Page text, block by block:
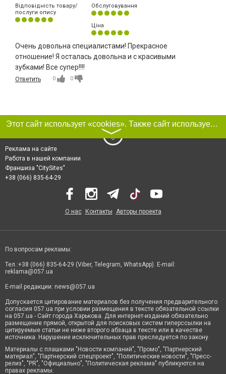
Відповідність товару/
послуги опису
Обслуговування
Ціна
Очень довольна специалистами! Прекрасное
отношение! Я осталась довольна и с красивыми
зубками! Все супер!!!!
Ответить 0 0
Этот сайт использует «cookies». Также сайт использует интернет-сервис для сбора технических данных касательно посетителей с целью получения маркетинговой и статистической информации. Условия обработки данных посетителей сайта см.
〉
Реклама на сайте
Работа в нашей компании
Франшиза "CitySites"
+38 (066) 835-64-29
О нас Контакты Авторы проекта
По вопросам рекламы:
Тел.:+38 (066) 835-64-29 (Viber, Telegram, WhatsApp). E-mail:
reklama@057.ua
E-mail редакции: news@057.ua
Допускается цитирование материалов без получения предварительного
согласия 057.ua при условии размещения в тексте обязательной ссылки
на 057.ua - Сайт города Харькова. Для интернет-изданий обязательно
размещение прямой, открытой для поисковых систем гиперссылки на
цитируемые статьи не ниже второго абзаца в тексте или в качестве
источника. Нарушение исключительных прав преследуется по закону.
Материалы с плашками "Новости компаний", "Промо", "Партнерский
материал", "Партнерский спецпроект", "Политические новости", "Пресс-
релиз", "PR", "Официально", "Политическая реклама" публикуются на
правах рекламы.